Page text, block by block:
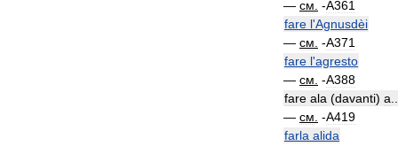
— см -A361
fare l'Agnusdèi
— см -A371
fare l'agresto
— см -A388
fare ala (davanti) a
— см -A419
farla alida